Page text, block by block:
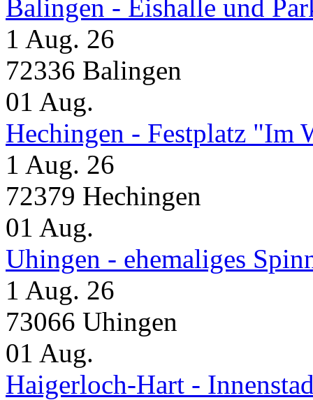
Balingen - Eishalle und
1 Aug. 26
72336 Balingen
01 Aug.
Hechingen - Festplatz "Im
1 Aug. 26
72379 Hechingen
01 Aug.
Uhingen - ehemaliges
1 Aug. 26
73066 Uhingen
01 Aug.
Haigerloch-Hart -